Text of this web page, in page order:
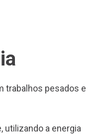
trabalhos pesados e
utilizando a energia